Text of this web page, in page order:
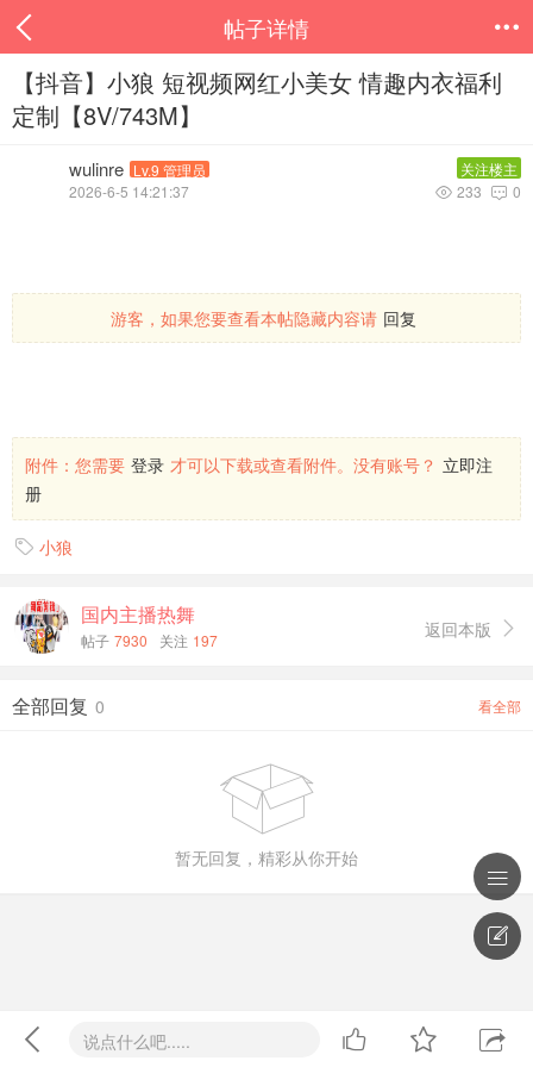
帖子详情 
【抖音】小狼 短视频网红小美女 情趣内衣福利
定制【8V/743M】
wulinre Lv.9 管理员
关注楼主
2026-6-5 14:21:37
 0
 233
游客，如果您要查看本帖隐藏内容请 回复
附件： 您需要 登录 才可以下载或查看附件。没有账号？ 立即注
册
 小狼
国内主播热舞
帖子 7930 关注 197 返回本版 
全部回复 0 看全部

暂无回复，精彩从你开始
 说点什么吧.....   

